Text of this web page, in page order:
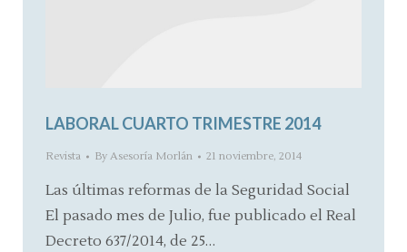
LABORAL CUARTO TRIMESTRE 2014
Revista By Asesoría Morlán 21 noviembre, 2014
Las últimas reformas de la Seguridad Social
El pasado mes de Julio, fue publicado el Real
Decreto 637/2014, de 25…